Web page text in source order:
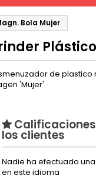
Bola Mujer
de
'Mujer'
los clientes
Nadie ha efectuado
en este idioma